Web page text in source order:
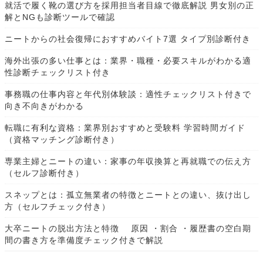
就活で履く靴の選び方を採用担当者目線で徹底解説 男女別の正
解とNGも診断ツールで確認
ニートからの社会復帰におすすめバイト7選 タイプ別診断付き
海外出張の多い仕事とは：業界・職種・必要スキルがわかる適
性診断チェックリスト付き
事務職の仕事内容と年代別体験談：適性チェックリスト付きで
向き不向きがわかる
転職に有利な資格：業界別おすすめと受験料 学習時間ガイド
（資格マッチング診断付き）
専業主婦とニートの違い：家事の年収換算と再就職での伝え方
（セルフ診断付き）
スネップとは：孤立無業者の特徴とニートとの違い、抜け出し
方（セルフチェック付き）
大卒ニートの脱出方法と特徴 原因 ・割合 ・履歴書の空白期
間の書き方を準備度チェック付きで解説